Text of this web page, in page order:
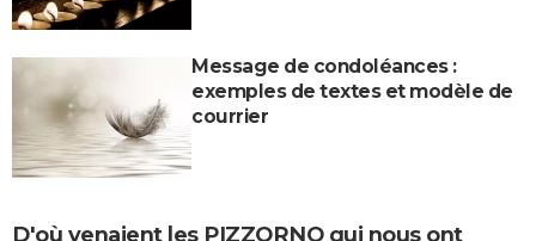
Message de condoléances :
exemples de textes et modèle de
courrier
D'où venaient les PIZZORNO qui nous ont